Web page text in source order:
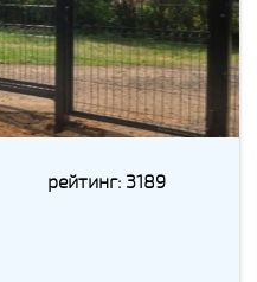
рейтинг: 3189